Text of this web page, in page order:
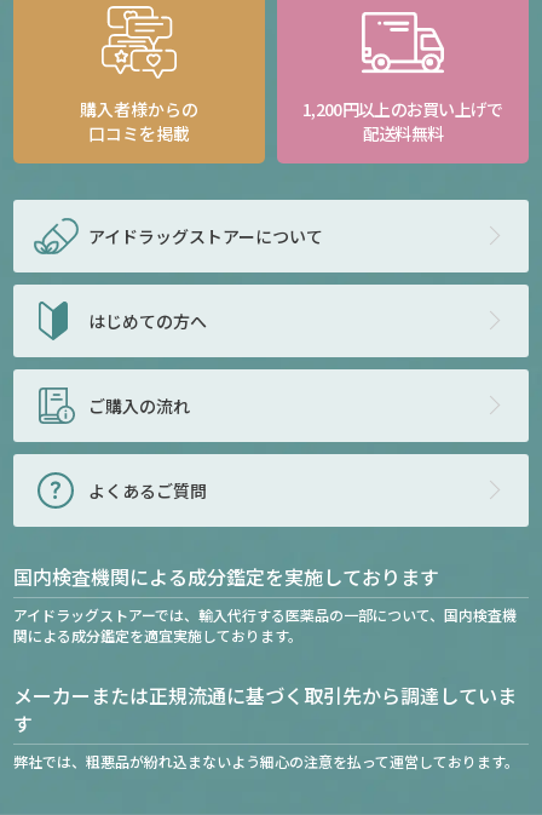
購入者様からの
口コミを掲載
1,200円以上のお買い上げで
配送料無料
アイドラッグストアーについて
はじめての方へ
ご購入の流れ
よくあるご質問
国内検査機関による成分鑑定を実施しております
アイドラッグストアーでは、輸入代行する医薬品の一部について、国内検査機
関による成分鑑定を適宜実施しております。
メーカーまたは正規流通に基づく取引先から調達していま
す
弊社では、粗悪品が紛れ込まないよう細心の注意を払って運営しております。